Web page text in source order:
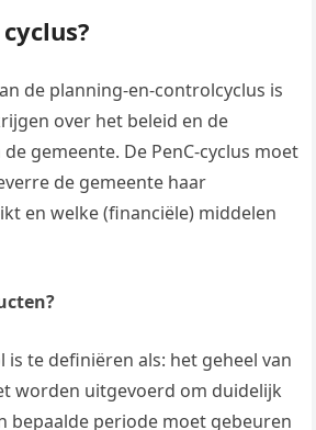
de planning-en-controlcyclus is
over het beleid en de
gemeente. De PenC-cyclus moet
de gemeente haar
en welke (financiële) middelen
is te definiëren als: het geheel van
worden uitgevoerd om duidelijk
bepaalde periode moet gebeuren